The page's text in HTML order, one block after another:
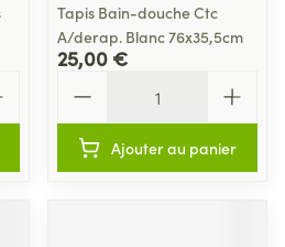
Tapis Bain-douche Ctc
A/derap. Blanc 76x35,5cm
25,00 €
Ajouter au panier